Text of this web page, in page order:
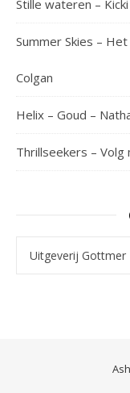
Stille wateren –
Summer Skies –
Colgan
Helix – Goud –
Thrillseekers – Volg